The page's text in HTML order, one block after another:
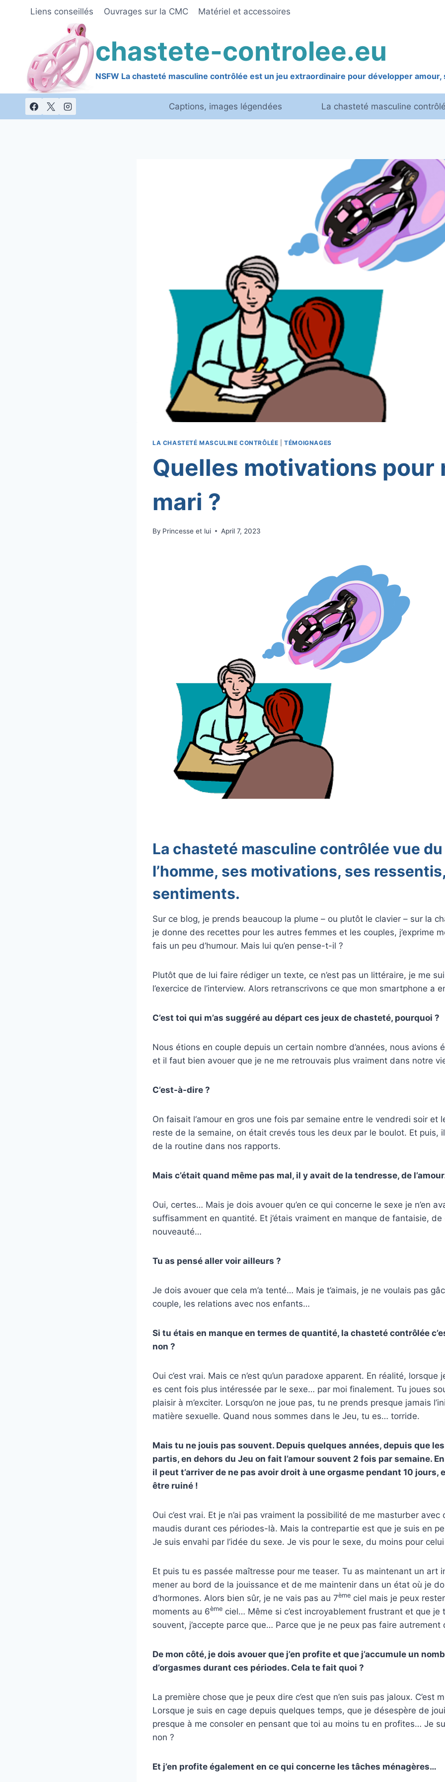
Liens conseillés Ouvrages sur la CMC Matériel et accessoires
chastete-controlee.eu
NSFW La chasteté masculine contrôlée est un jeu extraordinaire pour développer
Captions, images légendées La chasteté masculine
LA CHASTETÉ MASCULINE CONTRÔLÉE |TÉMOIGNAGES
Quelles motivations pour
mari ?
By Princesse et lui April 7, 2023
La chasteté masculine contrôlée vue
l’homme, ses motivations, ses
sentiments.
Sur ce blog, je prends beaucoup la plume – ou plutôt le clavier – sur la
je donne des recettes pour les autres femmes et les couples, j’exprime
fais un peu d’humour. Mais lui qu’en pense-t-il ?
Plutôt que de lui faire rédiger un texte, ce n’est pas un littéraire, je me
l’exercice de l’interview. Alors retranscrivons ce que mon smartphone a
C’est toi qui m’as suggéré au départ ces jeux de chasteté, pourquoi ?
Nous étions en couple depuis un certain nombre d’années, nous avions
et il faut bien avouer que je ne me retrouvais plus vraiment dans notre
C’est-à-dire ?
On faisait l‘amour en gros une fois par semaine entre le vendredi soir et
reste de la semaine, on était crevés tous les deux par le boulot. Et puis,
de la routine dans nos rapports.
Mais c’était quand même pas mal, il y avait de la tendresse, de
Oui, certes… Mais je dois avouer qu’en ce qui concerne le sexe je n’en
suffisamment en quantité. Et j’étais vraiment en manque de fantaisie,
nouveauté…
Tu as pensé aller voir ailleurs ?
Je dois avouer que cela m’a tenté… Mais je t’aimais, je ne voulais pas
couple, les relations avec nos enfants…
Si tu étais en manque en termes de quantité, la chasteté contrôlée
non ?
Oui c’est vrai. Mais ce n’est qu’un paradoxe apparent. En réalité, lorsque
es cent fois plus intéressée par le sexe… par moi finalement. Tu joues
plaisir à m’exciter. Lorsqu’on ne joue pas, tu ne prends presque jamais
matière sexuelle. Quand nous sommes dans le Jeu, tu es… torride.
Mais tu ne jouis pas souvent. Depuis quelques années, depuis que
partis, en dehors du Jeu on fait l’amour souvent 2 fois par semaine.
il peut t’arriver de ne pas avoir droit à une orgasme pendant 10 jours,
être ruiné !
Oui c’est vrai. Et je n’ai pas vraiment la possibilité de me masturber
maudis durant ces périodes-là. Mais la contrepartie est que je suis en
Je suis envahi par l’idée du sexe. Je vis pour le sexe, du moins pour celui
Et puis tu es passée maîtresse pour me teaser. Tu as maintenant un art
mener au bord de la jouissance et de me maintenir dans un état où je
d’hormones. Alors bien sûr, je ne vais pas au 7ème ciel mais je peux
moments au 6ème ciel… Même si c’est incroyablement frustrant et que je
souvent, j’accepte parce que… Parce que je ne peux pas faire autrement
De mon côté, je dois avouer que j’en profite et que j’accumule un
d’orgasmes durant ces périodes. Cela te fait quoi ?
La première chose que je peux dire c’est que n’en suis pas jaloux. C’est
Lorsque je suis en cage depuis quelques temps, que je désespère de
presque à me consoler en pensant que toi au moins tu en profites… Je
non ?
Et j’en profite également en ce qui concerne les tâches ménagères…